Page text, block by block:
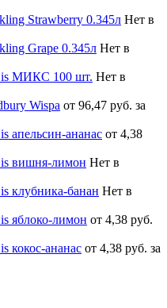
Strawberry 0.345л Нет в
Grape 0.345л Нет в
is МИКС 100 шт. Нет в
Wispa от 96,47 руб. за
апельсин-ананас от 4,38
is вишня-лимон Нет в
клубника-банан Нет в
яблоко-лимон от 4,38 руб.
кокос-ананас от 4,38 руб. за